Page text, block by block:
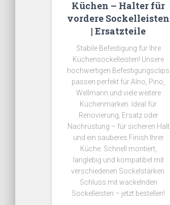
Küchen – Halter für
vordere Sockelleisten
| Ersatzteile
Stabile Befestigung für Ihre
Küchensockelleisten! Unsere
hochwertigen Befestigungsclips
passen perfekt für Alno, Pino,
Wellmann und viele weitere
Küchenmarken. Ideal für
Renovierung, Ersatz oder
Nachrüstung – für sicheren Halt
und ein sauberes Finish Ihrer
Küche. Schnell montiert,
langlebig und kompatibel mit
verschiedenen Sockelstärken.
Schluss mit wackelnden
Sockelleisten – jetzt bestellen!